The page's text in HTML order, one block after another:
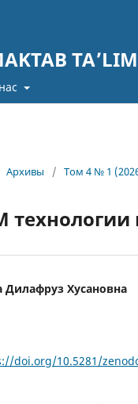
Архивы / Том 4 № 1
Дилафруз Хусановна
doi.org/10.5281/